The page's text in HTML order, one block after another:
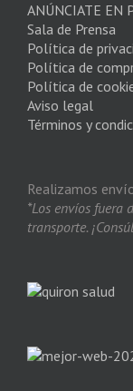
ANÚNCIATE EN
Sala de Prensa
Política de
Política de
Política de
Aviso legal
Términos y
Realizamos
*Los envíos fuera
transporte.